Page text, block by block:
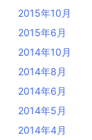
2015年10月
2015年6月
2014年10月
2014年8月
2014年6月
2014年5月
2014年4月